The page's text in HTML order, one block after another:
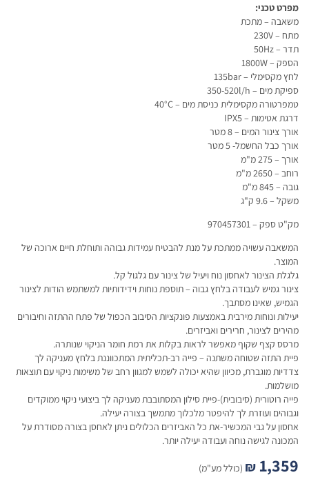
מפרט טכני:
משאבה – מתכת
מתח – 230V
תדר – 50Hz
הספק – 1800W
לחץ מקסימלי – 135bar
ספיקת מים – 350-520l/h
טמפרטורה מקסימלית כניסת מים – 40°C
דרגת אטימות – IPX5
אורך צינור המים – 8 מטר
אורך כבל החשמל- 5 מטר
אורך – 275 מ"מ
רוחב – 2650 מ"מ
גובה – 845 מ"מ
משקל – 9.6 ק"ג
מק"ט ספק – 970457301
המשאבה עשויה ממתכת על מנת להבטיח עמידות גבוהה ותוחלת חיים ארוכה של
המוצר.
גלגלת הצינור לאחסון נוח ויעיל של צינור עם גלגול קל.
צינור גמיש לעבודה בלחץ גבוה – תוספת נוחות וידידותיות למשתמש הודות לצינור
הגמיש, שאינו מסתבך.
יעילות ונוחות מירבית באמצעות פונקציות הסיבוב הכפול של פתח ההתזה וחיבורים
מהירים לצינור, חרירים ואביזרים.
מרסס קצף שקוף מאפשר לראות בקלות את רמת חומר הניקוי שנותרה.
פיית התזה שטוחה משתנה – פייה רב-תכליתית המתכווננת בלחץ מעניקה לך
צדדיות מוגברת, מכיוון שהיא יכולה לשמש למגוון רחב של משימות ניקוי עם תוצאות
מושלמות.
פייה רוטורית (סיבובית)-פיית סילון המסתובבת מעניקה לך ביצועי ניקוי ממוקדים
וגבוהים ועוזרת לך להיפטר מלכלוך מתמשך בצורה יעילה.
אחסון על גבי המכשיר-את כל האביזרים הכלולים ניתן לאחסן בצורה מסודרת על
המכונה לגישה נוחה ועבודה יעילה יותר.
₪ 1,359 (כולל מע"מ)